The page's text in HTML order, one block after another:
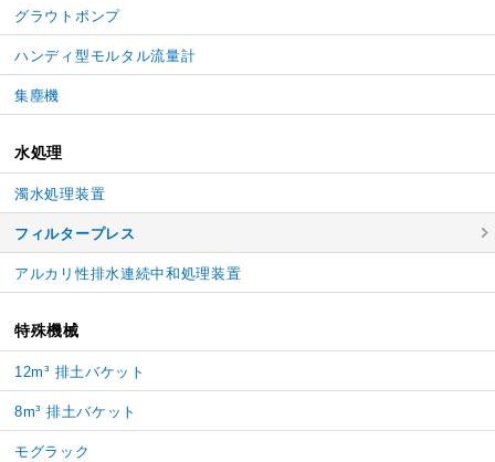
グラウトポンプ
ハンディ型モルタル流量計
集塵機
水処理
濁水処理装置
フィルタープレス
アルカリ性排水連続中和処理装置
特殊機械
12m³ 排土バケット
8m³ 排土バケット
モグラック